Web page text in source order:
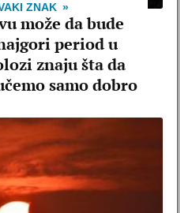
ZNAK
može da bude
period u
znaju šta da
samo dobro